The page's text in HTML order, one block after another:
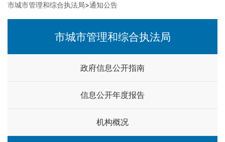
市城市管理和综合执法局>通知公告
市城市管理和综合执法局
政府信息公开指南
信息公开年度报告
机构概况